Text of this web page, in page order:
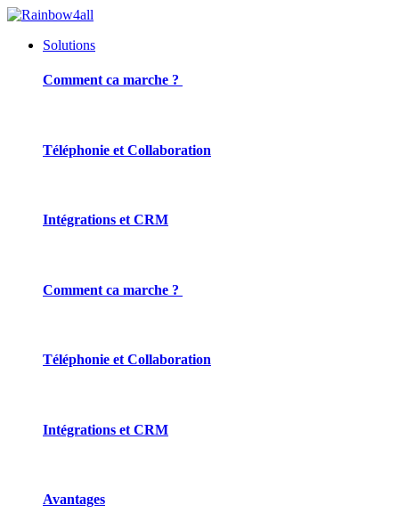
Solutions
Comment ca marche ?
Téléphonie et Collaboration
Intégrations et CRM
Comment ca marche ?
Téléphonie et Collaboration
Intégrations et CRM
Avantages